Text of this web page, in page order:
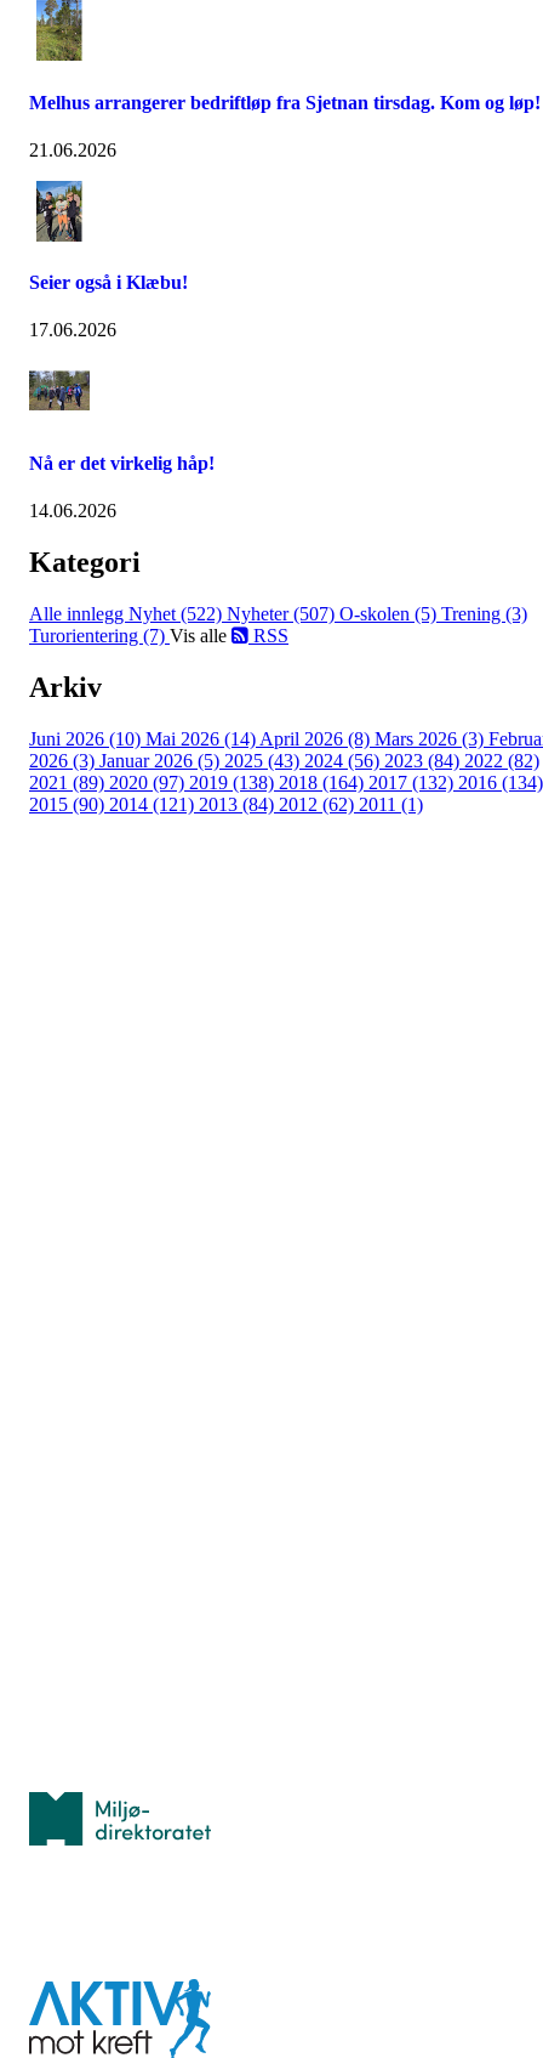
Melhus arrangerer bedriftløp fra Sjetnan tirsdag. Kom og løp!
21.06.2026
Seier også i Klæbu!
17.06.2026
Nå er det virkelig håp!
14.06.2026
Kategori
Alle innlegg Nyhet (522) Nyheter (507) O-skolen (5) Trening (3)
Turorientering (7) Vis alle RSS
Arkiv
Juni 2026 (10) Mai 2026 (14) April 2026 (8) Mars 2026 (3)
2026 (3) Januar 2026 (5) 2025 (43) 2024 (56) 2023 (84) 2022 (82)
2021 (89) 2020 (97) 2019 (138) 2018 (164) 2017 (132) 2016 (134)
2015 (90) 2014 (121) 2013 (84) 2012 (62) 2011 (1)